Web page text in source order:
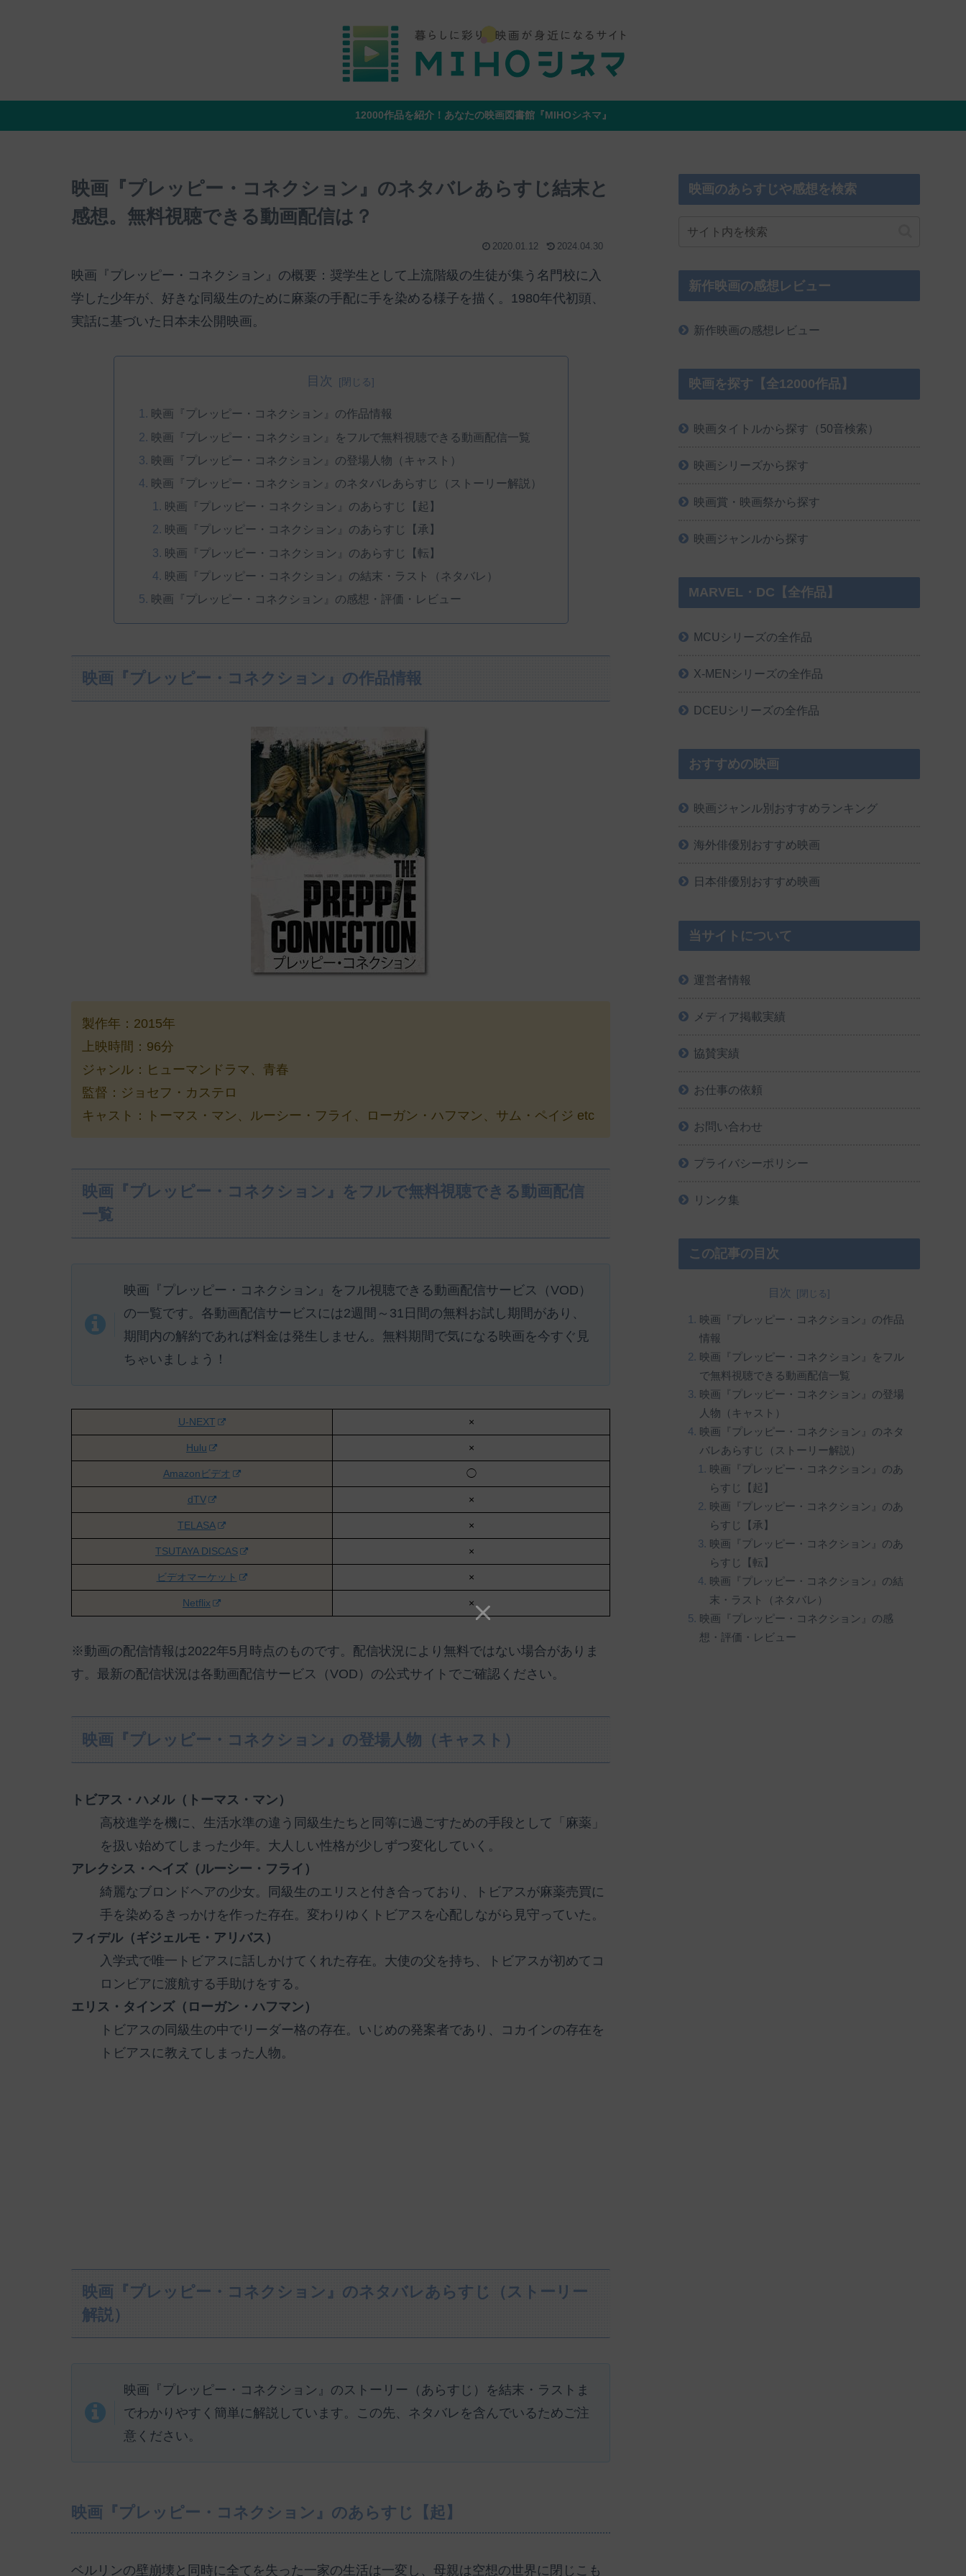
12000作品を紹介！あなたの映画図書館『MIHOシネマ』
映画『プレッピー・コネクション』のネタバレあらすじ結末と
感想。無料視聴できる動画配信は？
2020.01.12 2024.04.30
映画『プレッピー・コネクション』の概要：奨学生として上流階級の生徒が集う名門校に入
学した少年が、好きな同級生のために麻薬の手配に手を染める様子を描く。1980年代初頭、
実話に基づいた日本未公開映画。
目次
映画『プレッピー・コネクション』の作品情報
映画『プレッピー・コネクション』をフルで無料視聴できる動画配信一覧
映画『プレッピー・コネクション』の登場人物（キャスト）
映画『プレッピー・コネクション』のネタバレあらすじ（ストーリー解説）
映画『プレッピー・コネクション』のあらすじ【起】
映画『プレッピー・コネクション』のあらすじ【承】
映画『プレッピー・コネクション』のあらすじ【転】
映画『プレッピー・コネクション』の結末・ラスト（ネタバレ）
映画『プレッピー・コネクション』の感想・評価・レビュー
映画『プレッピー・コネクション』の作品情報
製作年：2015年
上映時間：96分
ジャンル：ヒューマンドラマ、青春
監督：ジョセフ・カステロ
キャスト：トーマス・マン、ルーシー・フライ、ローガン・ハフマン、サム・ペイジ etc
映画『プレッピー・コネクション』をフルで無料視聴できる動画配信
一覧
映画『プレッピー・コネクション』をフル視聴できる動画配信サービス（VOD）
の一覧です。各動画配信サービスには2週間～31日間の無料お試し期間があり、
期間内の解約であれば料金は発生しません。 無料期間で気になる映画を今すぐ見
ちゃいましょう！
U-NEXT ×
Hulu ×
Amazonビデオ ◯
dTV ×
TELASA ×
TSUTAYA DISCAS ×
ビデオマーケット ×
Netflix ×
※動画の配信情報は2022年5月時点のものです。配信状況により無料ではない場合がありま
す。最新の配信状況は各動画配信サービス（VOD）の公式サイトでご確認ください。
映画『プレッピー・コネクション』の登場人物（キャスト）
トビアス・ハメル（トーマス・マン）
高校進学を機に、生活水準の違う同級生たちと同等に過ごすための手段として「麻薬」
を扱い始めてしまった少年。大人しい性格が少しずつ変化していく。
アレクシス・ヘイズ（ルーシー・フライ）
綺麗なブロンドヘアの少女。同級生のエリスと付き合っており、トビアスが麻薬売買に
手を染めるきっかけを作った存在。変わりゆくトビアスを心配しながら見守っていた。
フィデル（ギジェルモ・アリバス）
入学式で唯一トビアスに話しかけてくれた存在。大使の父を持ち、トビアスが初めてコ
ロンビアに渡航する手助けをする。
エリス・タインズ（ローガン・ハフマン）
トビアスの同級生の中でリーダー格の存在。いじめの発案者であり、コカインの存在を
トビアスに教えてしまった人物。
映画『プレッピー・コネクション』のネタバレあらすじ（ストーリー
解説）
映画『プレッピー・コネクション』のストーリー（あらすじ）を結末・ラストま
でわかりやすく簡単に解説しています。この先、ネタバレを含んでいるためご注
意ください。
映画『プレッピー・コネクション』のあらすじ【起】
ベルリンの壁崩壊と同時に全てを失った一家の生活は一変し、母親は空想の世界に閉じこも
映画のあらすじや感想を検索
新作映画の感想レビュー
新作映画の感想レビュー
映画を探す【全12000作品】
映画タイトルから探す（50音検索）
映画シリーズから探す
映画賞・映画祭から探す
映画ジャンルから探す
MARVEL・DC【全作品】
MCUシリーズの全作品
X-MENシリーズの全作品
DCEUシリーズの全作品
おすすめの映画
映画ジャンル別おすすめランキング
海外俳優別おすすめ映画
日本俳優別おすすめ映画
当サイトについて
運営者情報
メディア掲載実績
協賛実績
お仕事の依頼
お問い合わせ
プライバシーポリシー
リンク集
この記事の目次
目次
映画『プレッピー・コネクション』の作品
情報
映画『プレッピー・コネクション』をフル
で無料視聴できる動画配信一覧
映画『プレッピー・コネクション』の登場
人物（キャスト）
映画『プレッピー・コネクション』のネタ
バレあらすじ（ストーリー解説）
映画『プレッピー・コネクション』のあ
らすじ【起】
映画『プレッピー・コネクション』のあ
らすじ【承】
映画『プレッピー・コネクション』のあ
らすじ【転】
映画『プレッピー・コネクション』の結
末・ラスト（ネタバレ）
映画『プレッピー・コネクション』の感
想・評価・レビュー